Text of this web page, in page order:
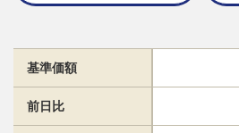
基準価額
前日比